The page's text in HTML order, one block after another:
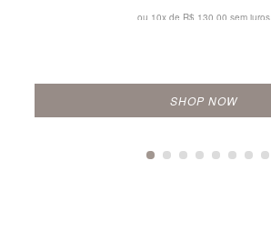
ou 10x de R$ 130,00 sem juros
SHOP NOW